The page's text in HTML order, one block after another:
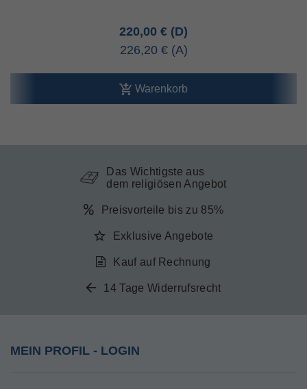
220,00 €
226,20 €
Warenkorb
Das Wichtigste aus
dem religiösen Angebot
Preisvorteile bis zu 85%
Exklusive Angebote
Kauf auf Rechnung
14 Tage Widerrufsrecht
MEIN PROFIL - LOGIN